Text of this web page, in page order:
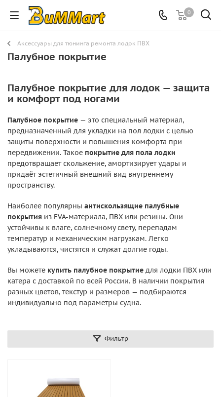
0
Аксессуары для тюнинга ремонта лодок ПВХ
Палубное покрытие
Палубное покрытие для лодок — защита
и комфорт под ногами
Палубное покрытие — это специальный материал,
предназначенный для укладки на пол лодки с целью
защиты поверхности и повышения комфорта при
передвижении. Такое покрытие для пола лодки
предотвращает скольжение, амортизирует удары и
придаёт эстетичный внешний вид внутреннему
пространству.
Наиболее популярны антискользящие палубные
покрытия из EVA-материала, ПВХ или резины. Они
устойчивы к влаге, солнечному свету, перепадам
температур и механическим нагрузкам. Легко
укладываются, чистятся и служат долгие годы.
Вы можете купить палубное покрытие для лодки ПВХ или
катера с доставкой по всей России. В наличии покрытия
разных цветов, текстур и размеров — подбираются
индивидуально под параметры судна.
Фильтр